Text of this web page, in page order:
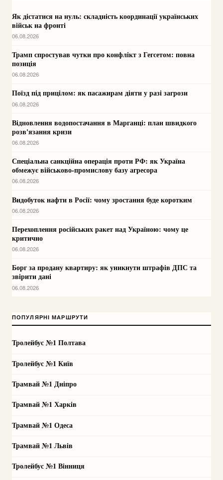
Як дістатися на нуль: складність координації українських
військ на фронті
06.08.2026
Трамп спростував чутки про конфлікт з Гегсетом: повна
позиція
06.08.2026
Поїзд під прицілом: як пасажирам діяти у разі загрози
06.08.2026
Відновлення водопостачання в Марганці: план швидкого
розв'язання кризи
06.08.2026
Спеціальна санкційна операція проти РФ: як Україна
обмежує військово-промислову базу агресора
06.08.2026
Видобуток нафти в Росії: чому зростання буде коротким
06.08.2026
Перехоплення російських ракет над Україною: чому це
критично
06.08.2026
Борг за продану квартиру: як уникнути штрафів ДПС та
звірити дані
06.08.2026
ПОПУЛЯРНІ МАРШРУТИ
Тролейбус №1 Полтава
Тролейбус №1 Київ
Трамвай №1 Дніпро
Трамвай №1 Харків
Трамвай №1 Одеса
Трамвай №1 Львів
Тролейбус №1 Вінниця